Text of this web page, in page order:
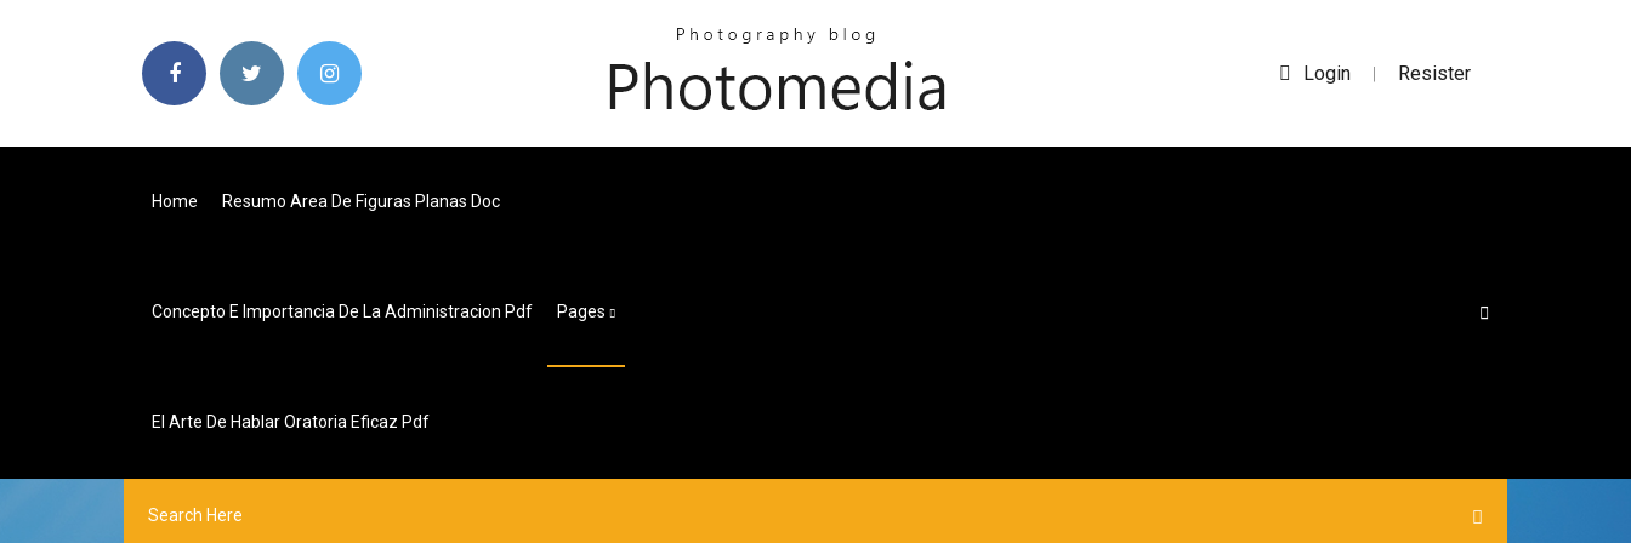
Login | Resister
Home Resumo Area De Figuras Planas Doc
Concepto E Importancia De La Administracion Pdf Pages
El Arte De Hablar Oratoria Eficaz Pdf